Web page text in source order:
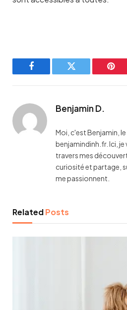
Facebook Twitter
Benjamin D.
Moi, c'est Benjamin,
benjamindinh.fr. Ici, je
travers mes
curiosité et partage,
me passionnent.
RelatedPosts